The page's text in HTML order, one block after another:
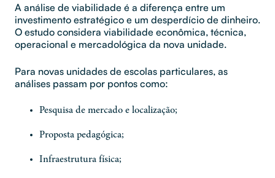
A análise de viabilidade é a diferença entre um
investimento estratégico e um desperdício de dinheiro.
O estudo considera viabilidade econômica, técnica,
operacional e mercadológica da nova unidade.
Para novas unidades de escolas particulares, as
análises passam por pontos como:
Pesquisa de mercado e localização;
Proposta pedagógica;
Infraestrutura física;